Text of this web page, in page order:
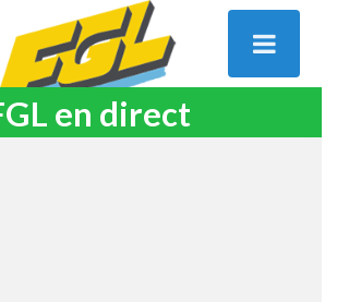
en direct